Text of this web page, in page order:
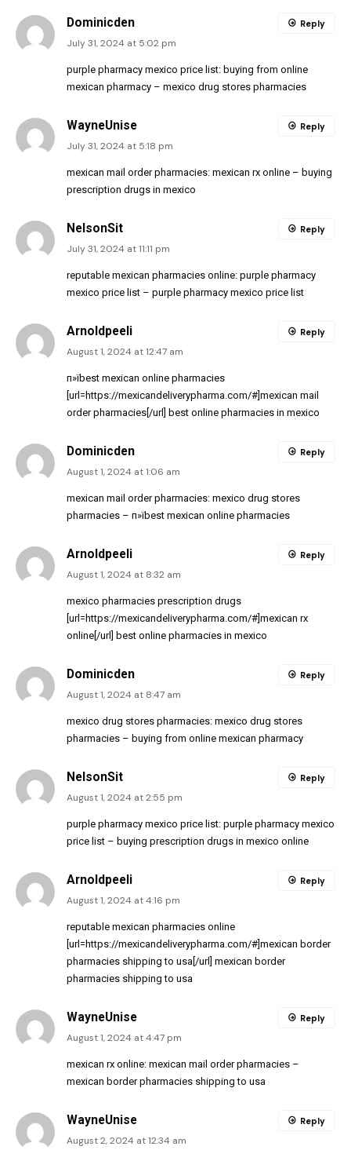
Dominicden
July 31, 2024 at 5:02 pm
purple pharmacy mexico price list: buying from online
mexican pharmacy – mexico drug stores pharmacies
Reply
WayneUnise
July 31, 2024 at 5:18 pm
mexican mail order pharmacies: mexican rx online – buying
prescription drugs in mexico
Reply
NelsonSit
July 31, 2024 at 11:11 pm
reputable mexican pharmacies online: purple pharmacy
mexico price list – purple pharmacy mexico price list
Reply
Arnoldpeeli
August 1, 2024 at 12:47 am
п»їbest mexican online pharmacies
[url=https://mexicandeliverypharma.com/#]mexican mail
order pharmacies[/url] best online pharmacies in mexico
Reply
Dominicden
August 1, 2024 at 1:06 am
mexican mail order pharmacies: mexico drug stores
pharmacies – п»їbest mexican online pharmacies
Reply
Arnoldpeeli
August 1, 2024 at 8:32 am
mexico pharmacies prescription drugs
[url=https://mexicandeliverypharma.com/#]mexican rx
online[/url] best online pharmacies in mexico
Reply
Dominicden
August 1, 2024 at 8:47 am
mexico drug stores pharmacies: mexico drug stores
pharmacies – buying from online mexican pharmacy
Reply
NelsonSit
August 1, 2024 at 2:55 pm
purple pharmacy mexico price list: purple pharmacy mexico
price list – buying prescription drugs in mexico online
Reply
Arnoldpeeli
August 1, 2024 at 4:16 pm
reputable mexican pharmacies online
[url=https://mexicandeliverypharma.com/#]mexican border
pharmacies shipping to usa[/url] mexican border
pharmacies shipping to usa
Reply
WayneUnise
August 1, 2024 at 4:47 pm
mexican rx online: mexican mail order pharmacies –
mexican border pharmacies shipping to usa
Reply
WayneUnise
August 2, 2024 at 12:34 am
Reply